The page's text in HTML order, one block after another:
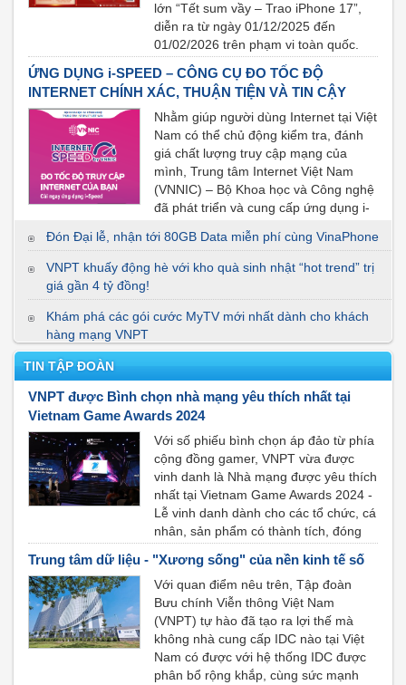
lớn “Tết sum vầy – Trao iPhone 17”,
diễn ra từ ngày 01/12/2025 đến
01/02/2026 trên phạm vi toàn quốc.
Tổng giá trị giải thưởng của chương
trình lên tới gần 4,2 tỷ đồng, bao gồm
nhiều phần quà công nghệ cao cấp.
ỨNG DỤNG i-SPEED – CÔNG CỤ ĐO TỐC ĐỘ
INTERNET CHÍNH XÁC, THUẬN TIỆN VÀ TIN CẬY
Nhằm giúp người dùng Internet tại Việt
Nam có thể chủ động kiểm tra, đánh
giá chất lượng truy cập mạng của
mình, Trung tâm Internet Việt Nam
(VNNIC) – Bộ Khoa học và Công nghệ
đã phát triển và cung cấp ứng dụng i-
Internet do Việt Nam xây dựng và vận
hành.
Đón Đại lễ, nhận tới 80GB Data miễn phí cùng VinaPhone
VNPT khuấy động hè với kho quà sinh nhật “hot trend” trị
giá gần 4 tỷ đồng!
Khám phá các gói cước MyTV mới nhất dành cho khách
hàng mạng VNPT
THÔNG BÁO ĐẤU GIÁ TÀI SẢN
THÔNG BÁO
TIN TẬP ĐOÀN
VNPT được Bình chọn nhà mạng yêu thích nhất tại
Vietnam Game Awards 2024
Với số phiếu bình chọn áp đảo từ phía
cộng đồng gamer, VNPT vừa được
vinh danh là Nhà mạng được yêu thích
nhất tại Vietnam Game Awards 2024 -
Lễ vinh danh dành cho các tổ chức, cá
nhân, sản phẩm có thành tích, đóng
Nam, nằm trong chuỗi sự kiện Vietnam
GameVerser 2024.
Trung tâm dữ liệu - "Xương sống" của nền kinh tế số
Với quan điểm nêu trên, Tập đoàn
Bưu chính Viễn thông Việt Nam
(VNPT) tự hào đã tạo ra lợi thế mà
không nhà cung cấp IDC nào tại Việt
Nam có được với hệ thống IDC được
phân bổ rộng khắp, cùng sức mạnh